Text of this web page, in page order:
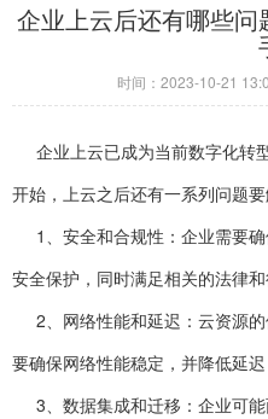
企业上云后还有哪些
时间： 2023-10-21
企业上云已成为当前数字化转
开始，上云之后还有一系列问题要
1、安全和合规性：企业需要
安全保护，同时满足相关的法律和
2、网络性能和延迟：云资源
要确保网络性能稳定，并降低延
3、数据集成和迁移：企业可